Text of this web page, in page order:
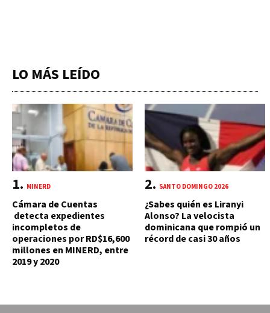
LO MÁS LEÍDO
MINERD
Cámara de Cuentas
detecta expedientes
incompletos de
operaciones por RD$16,600
millones en MINERD, entre
2019 y 2020
SANTO DOMINGO 2026
¿Sabes quién es Liranyi
Alonso? La velocista
dominicana que rompió un
récord de casi 30 años